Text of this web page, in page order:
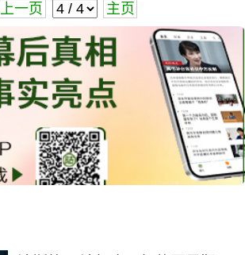
上一页 主页